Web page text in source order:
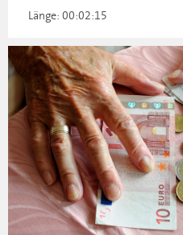
Länge: 00:02:15